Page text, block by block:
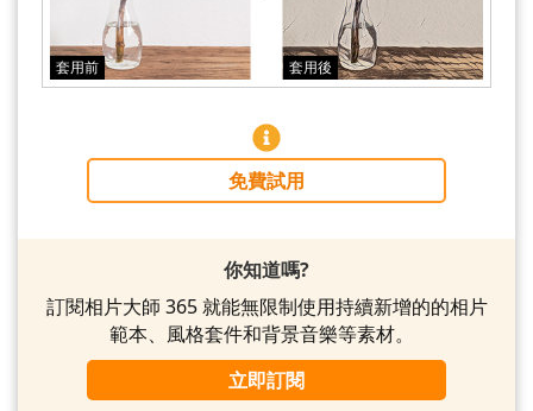
套用前 套用後
免費試用
你知道嗎?
訂閱相片大師 365 就能無限制使用持續新增的的相片
範本、風格套件和背景音樂等素材。
立即訂閱